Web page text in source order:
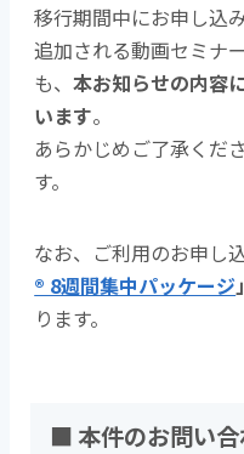
移行期間中にお申し込
追加される動画セミナ
も、本お知らせの内容
います。
あらかじめご了承くだ
す。
なお、ご利用のお申し
® 8週間集中パッケージ」
ります。
■ 本件のお問い